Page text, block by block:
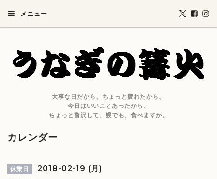
メニュー
大事な日だから、ちょっと疲れたから、
今日はいいことあったから、
ちょっと贅沢して、鰻でも、食べますか。
カレンダー
休業日 2018-02-19 (月)